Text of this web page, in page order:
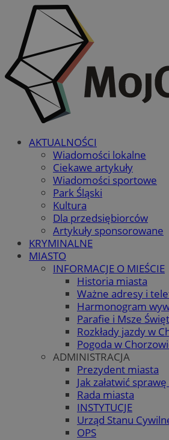
AKTUALNOŚCI
Wiadomości lokalne
Ciekawe artykuły
Wiadomości sportowe
Park Śląski
Kultura
Dla przedsiębiorców
Artykuły sponsorowane
KRYMINALNE
MIASTO
INFORMACJE O MIEŚCIE
Historia miasta
Ważne adresy i
Harmonogram
Parafie i Msze
Rozkłady jazdy w
Pogoda w
ADMINISTRACJA
Prezydent miasta
Jak załatwić
Rada miasta
INSTYTUCJE
Urząd Stanu
OPS